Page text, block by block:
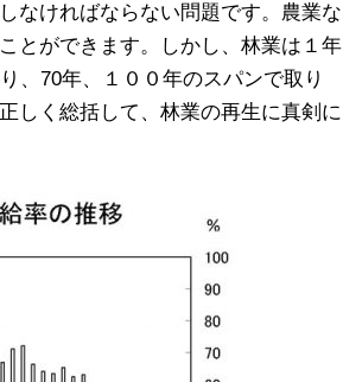
なければならない問題です。農業な
とができます。しかし、林業は１年
、70年、１００年のスパンで取り
しく総括して、林業の再生に真剣に